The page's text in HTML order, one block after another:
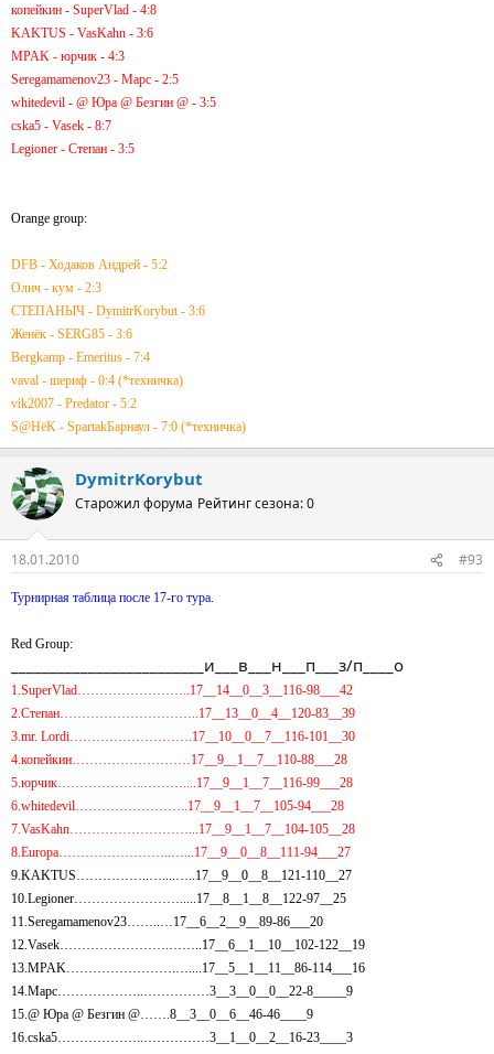
копейкин - SuperVlad - 4:8
KAKTUS - VasKahn - 3:6
MPAK - юрчик - 4:3
Seregamamenov23 - Марс - 2:5
whitedevil - @ Юра @ Безгин @ - 3:5
cska5 - Vasek - 8:7
Legioner - Степан - 3:5
Orange group:
DFB - Ходаков Андрей - 5:2
Олич - кум - 2:3
СТЕПАНЫЧ - DymitrKorybut - 3:6
Женёк - SERG85 - 3:6
Bergkamp - Emeritus - 7:4
vaval - шериф - 0:4 (*техничка)
vik2007 - Predator - 5:2
S@HёK - SpartakБарнаул - 7:0 (*техничка)
DymitrKorybut
Старожил форума Рейтинг сезона: 0
18.01.2010 #93
Турнирная таблица после 17-го тура.
Red Group:
_________________________и___в___н___п___з/п____о
1.SuperVlad……………………..17__14__0__3__116-98___42
2.Степан…………………………..17__13__0__4__120-83__39
3.mr. Lordi……………………….17__10__0__7__116-101__30
4.копейкин………………………17__9__1__7__110-88___28
5.юрчик………………..………....17__9__1__7__116-99___28
6.whitedevil……………………..17__9__1__7__105-94___28
7.VasKahn………………………...17__9__1__7__104-105__28
8.Europa……………………..…...17__9__0__8__111-94___27
9.KAKTUS……………..…....…..17__9__0__8__121-110__27
10.Legioner…………………….....17__8__1__8__122-97__25
11.Seregamamenov23……..…17__6__2__9__89-86___20
12.Vasek…………………….……..17__6__1__10__102-122__19
13.MPAK…………………….…....17__5__1__11__86-114___16
14.Марс………………..……………3__3__0__0__22-8_____9
15.@ Юра @ Безгин @…….8__3__0__6__46-46____9
16.cska5………………..……………3__1__0__2__16-23____3